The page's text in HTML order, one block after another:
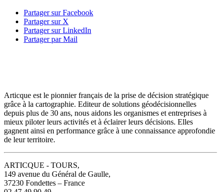
Partager sur Facebook
Partager sur X
Partager sur LinkedIn
Partager par Mail
Articque est le pionnier français de la prise de décision stratégique
grâce à la cartographie. Editeur de solutions géodécisionnelles
depuis plus de 30 ans, nous aidons les organismes et entreprises à
mieux piloter leurs activités et à éclairer leurs décisions. Elles
gagnent ainsi en performance grâce à une connaissance approfondie
de leur territoire.
ARTICQUE - TOURS,
149 avenue du Général de Gaulle,
37230 Fondettes – France